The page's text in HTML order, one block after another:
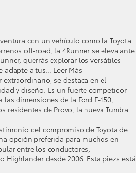
con un vehículo como la Toyota
off-road, la 4Runner se eleva ante
querrás explorar los versátiles
adapte a tus… Leer Más
extraordinario, se destaca en el
y diseño. Es un fuerte competidor
dimensiones de la Ford F-150,
de Provo, la nueva Tundra
del compromiso de Toyota de
opción preferida para muchos en
entre los conductores,
desde 2006. Esta pieza está